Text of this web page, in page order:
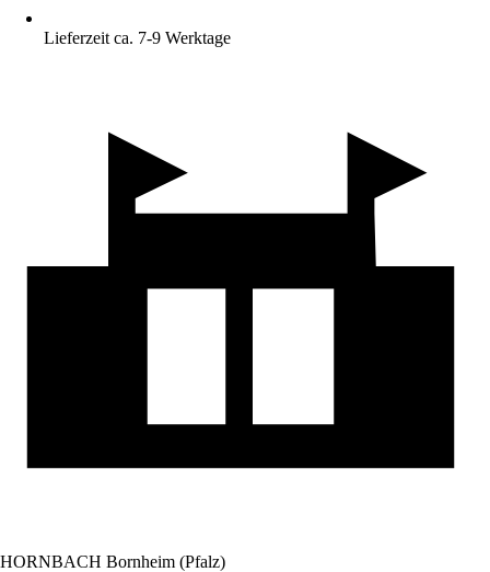
Lieferzeit ca. 7-9 Werktage
HORNBACH Bornheim (Pfalz)